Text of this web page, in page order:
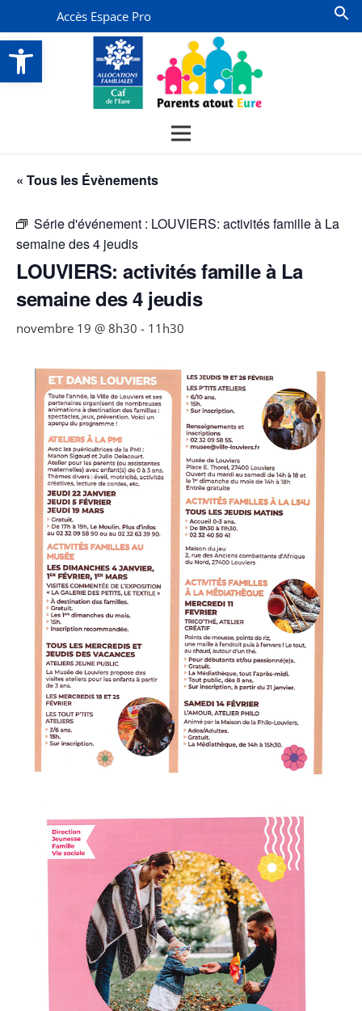
Ouvrir la barre d’outils
Accès Espace Pro
« Tous les Évènements
Série d'événement : LOUVIERS: activités famille à La
semaine des 4 jeudis
LOUVIERS: activités famille à La
semaine des 4 jeudis
novembre 19 @ 8h30 - 11h30